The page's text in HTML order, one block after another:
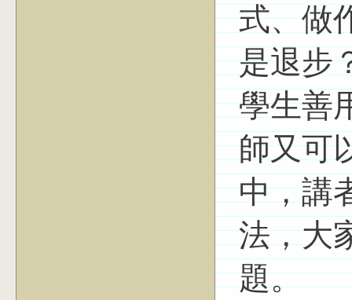
式、做
是退步
學生善
師又可
中，講
法，大
題。